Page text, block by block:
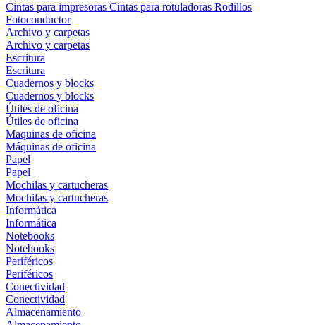
Cintas para impresoras Cintas para rotuladoras Rodillos
Fotoconductor
Archivo y carpetas
Archivo y carpetas
Escritura
Escritura
Cuadernos y blocks
Cuadernos y blocks
Útiles de oficina
Útiles de oficina
Maquinas de oficina
Máquinas de oficina
Papel
Papel
Mochilas y cartucheras
Mochilas y cartucheras
Informática
Informática
Notebooks
Notebooks
Periféricos
Periféricos
Conectividad
Conectividad
Almacenamiento